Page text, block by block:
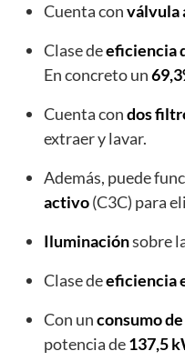
Cuenta conválvula
Clase deeficiencia
En concreto un
Cuenta condos
extraer y lavar.
Además, puede
activo(C3C) para
Iluminaciónsobre
Clase deeficiencia
Con unconsumo
potencia de137,5